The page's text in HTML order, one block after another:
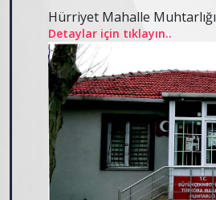
Hürriyet Mahalle Muhtarlığı
Detaylar için tıklayın..